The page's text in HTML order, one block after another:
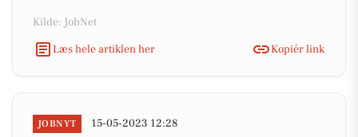
Kilde: JobNet
Læs hele artiklen her
Kopiér link
JOBNYT 15-05-2023 12:28